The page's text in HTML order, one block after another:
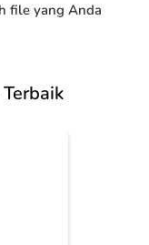
file yang Anda